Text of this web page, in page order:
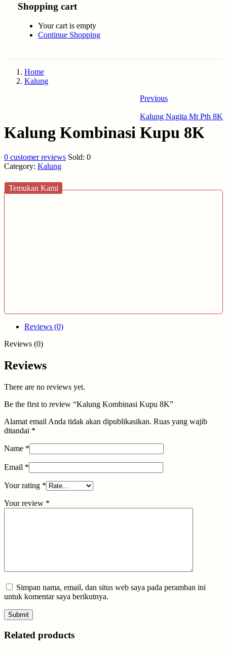
Shopping cart
Your cart is empty
Continue Shopping
Home
Kalung
Previous
Kalung Nagita Mt Pth 8K
Kalung Kombinasi Kupu 8K
0 customer reviews Sold: 0
Category: Kalung
Temukan Kami
Reviews (0)
Reviews (0)
Reviews
There are no reviews yet.
Be the first to review “Kalung Kombinasi Kupu 8K”
Alamat email Anda tidak akan dipublikasikan. Ruas yang wajib
ditandai *
Name *
Email *
Your rating *
Your review *
Simpan nama, email, dan situs web saya pada peramban ini
untuk komentar saya berikutnya.
Related products